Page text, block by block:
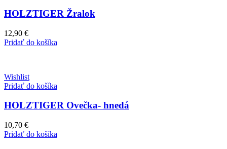
HOLZTIGER Žralok
12,90 €
Pridať do košíka
Wishlist
Pridať do košíka
HOLZTIGER Ovečka- hnedá
10,70 €
Pridať do košíka